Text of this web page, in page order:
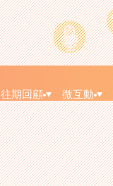
微互動
往期回顧